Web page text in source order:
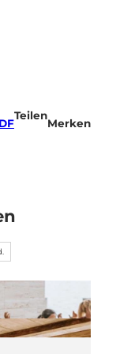
Teilen
Merken